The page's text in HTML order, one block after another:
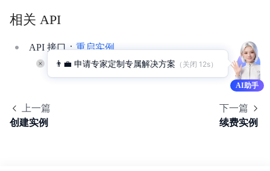
相关 API
API 接口：重启实例
上一篇
创建实例
下一篇
续费实例
AI助手
👨‍💼 申请专家定制专属解决方案 （关闭 11s）